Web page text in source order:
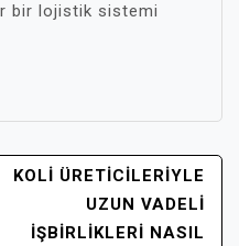
bir lojistik sistemi
KOLI ÜRETICILERIYLE
UZUN VADELI
IŞBIRLIKLERI NASIL